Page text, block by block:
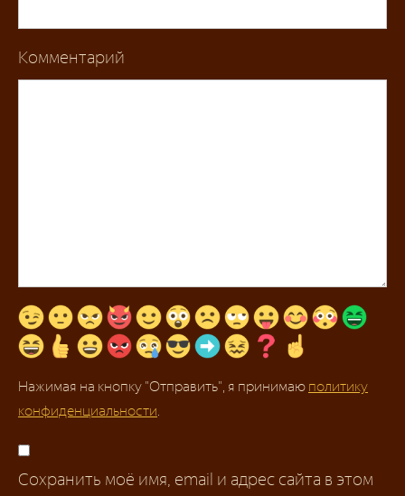
Комментарий
Нажимая на кнопку "Отправить", я принимаю политику
конфиденциальности.
Сохранить моё имя, email и адрес сайта в этом